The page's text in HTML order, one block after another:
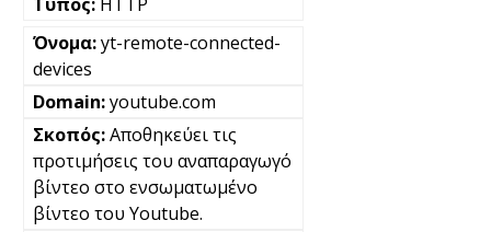
yt-remote-connected-
devices
youtube.com
Αποθηκεύει τις
προτιμήσεις του αναπαραγωγό
βίντεο στο ενσωματωμένο
βίντεο του Youtube.